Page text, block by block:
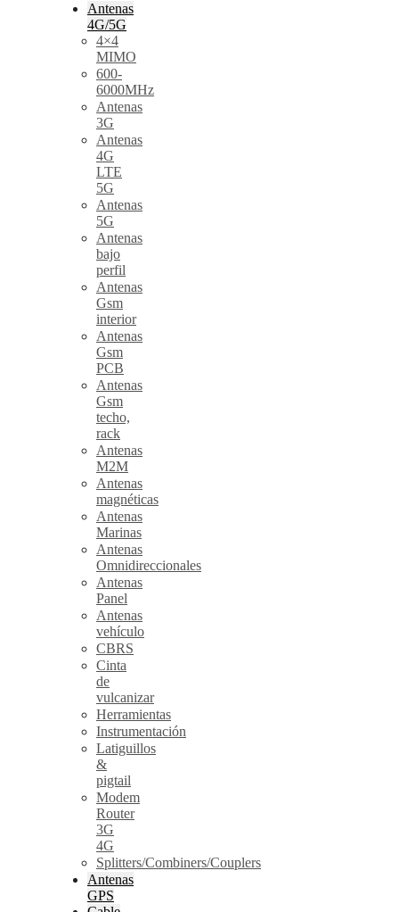
Antenas
4G/5G
4×4
MIMO
600-
6000MHz
Antenas
3G
Antenas
4G
LTE
5G
Antenas
5G
Antenas
bajo
perfil
Antenas
Gsm
interior
Antenas
Gsm
PCB
Antenas
Gsm
techo,
rack
Antenas
M2M
Antenas
magnéticas
Antenas
Marinas
Antenas
Omnidireccionales
Antenas
Panel
Antenas
vehículo
CBRS
Cinta
de
vulcanizar
Herramientas
Instrumentación
Latiguillos
&
pigtail
Modem
Router
3G
4G
Splitters/Combiners/Couplers
Antenas
GPS